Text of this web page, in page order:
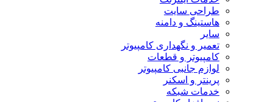
طراحی سایت
هاستینگ و دامنه
سایر
تعمیر و نگهداری کامپیوتر
کامپیوتر و قطعات
لوازم جانبی کامپیوتر
پرینتر و اسکنر
خدمات شبکه